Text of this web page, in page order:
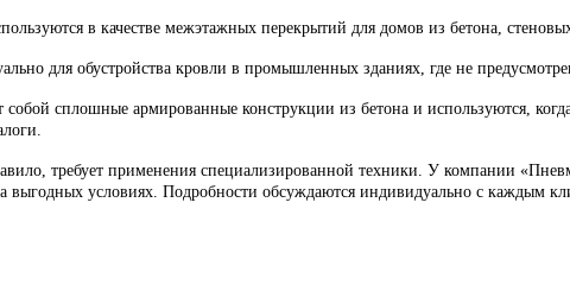
в качестве межэтажных перекрытий для домов из бетона,
для обустройства кровли в промышленных зданиях, где не
сплошные армированные конструкции из бетона и используются,
требует применения специализированной техники. У компании
выгодных условиях. Подробности обсуждаются индивидуально с каждым